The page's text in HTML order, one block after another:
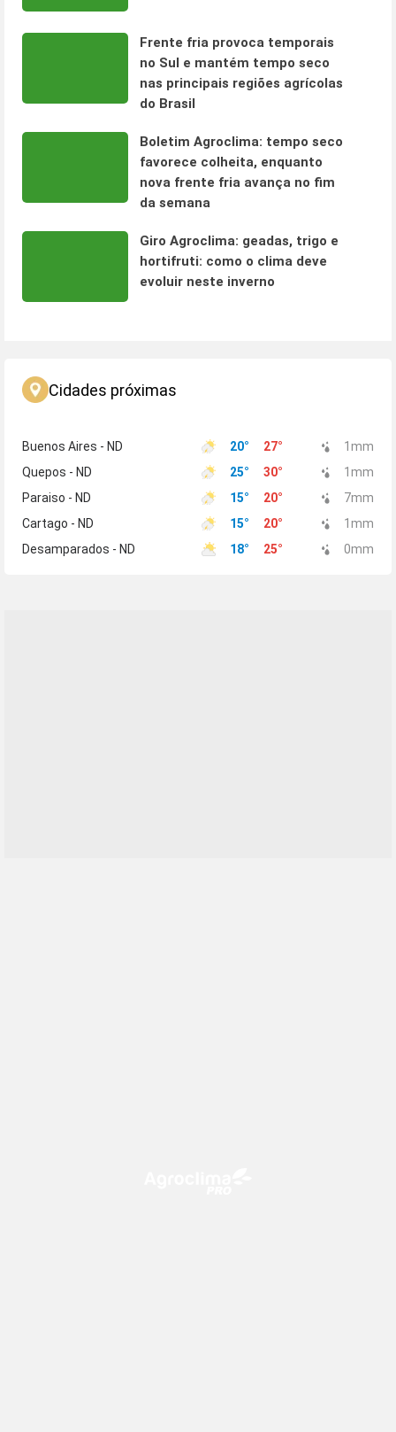
Frente fria provoca temporais
no Sul e mantém tempo seco
nas principais regiões agrícolas
do Brasil
Boletim Agroclima: tempo seco
favorece colheita, enquanto
nova frente fria avança no fim
da semana
Giro Agroclima: geadas, trigo e
hortifruti: como o clima deve
evoluir neste inverno
Cidades próximas
Buenos Aires - ND 20° 27° 1 mm
Quepos - ND
25° 30° 1 mm
Paraiso - ND
15° 20° 7mm
Cartago - ND
15° 20° 1 mm
Desamparados - ND
18° 25° 0mm